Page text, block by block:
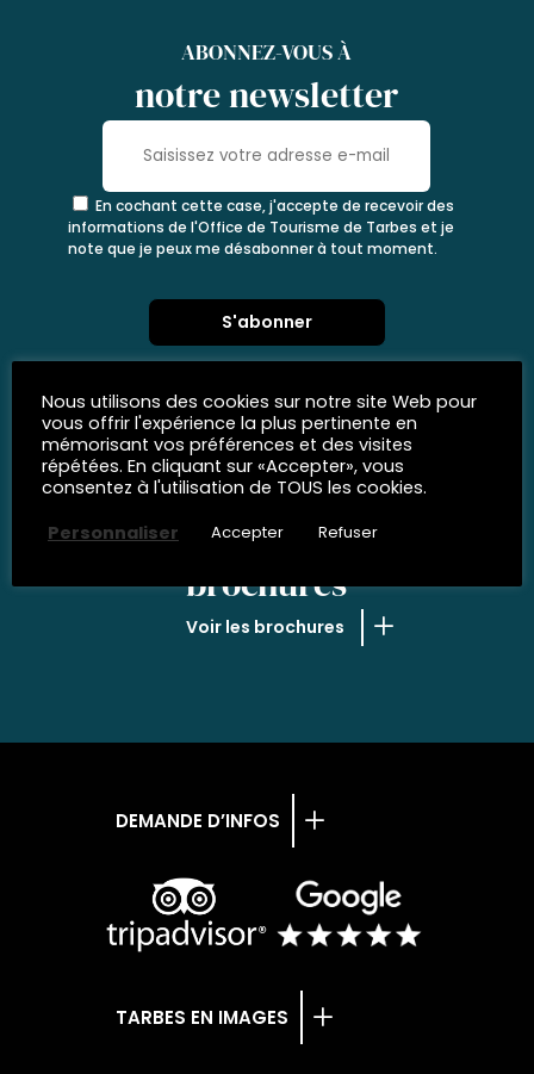
ABONNEZ-VOUS À
notre newsletter
En cochant cette case, j'accepte de recevoir des
informations de l'Office de Tourisme de Tarbes et je
note que je peux me désabonner à tout moment.
NOS
brochures
Voir les brochures
DEMANDE D’INFOS
TARBES EN IMAGES
Nous utilisons des cookies sur notre site Web pour
vous offrir l'expérience la plus pertinente en
mémorisant vos préférences et des visites
répétées. En cliquant sur «Accepter», vous
consentez à l'utilisation de TOUS les cookies.
Personnaliser
Accepter Refuser